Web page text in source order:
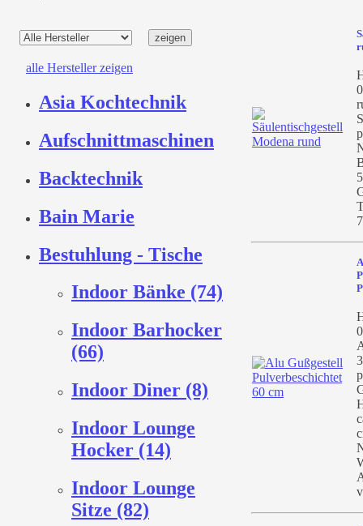
alle Hersteller zeigen
Asia Kochtechnik
Aufschnittmaschinen
Backtechnik
Bain Marie
Bestuhlung - Tische
Indoor Bänke (74)
Indoor Barhocker
(66)
Indoor Diner (8)
Indoor Lounge
Hocker (14)
Indoor Lounge
Sitze (82)